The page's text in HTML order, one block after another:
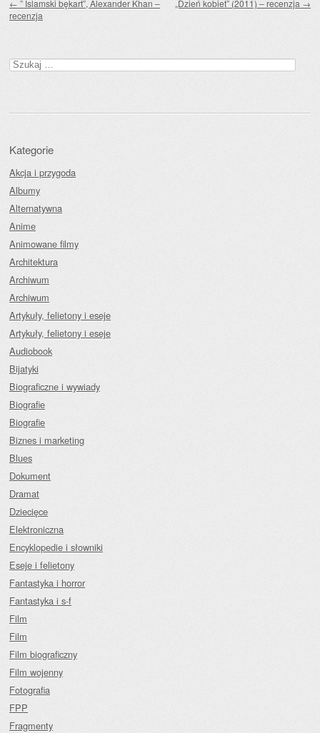
← ” Islamski bękart”, Alexander Khan –
recenzja
„Dzień kobiet” (2011) – recenzja →
Szukaj:
Kategorie
Akcja i przygoda
Albumy
Alternatywna
Anime
Animowane filmy
Architektura
Archiwum
Archiwum
Artykuły, felietony i eseje
Artykuły, felietony i eseje
Audiobook
Bijatyki
Biograficzne i wywiady
Biografie
Biografie
Biznes i marketing
Blues
Dokument
Dramat
Dziecięce
Elektroniczna
Encyklopedie i słowniki
Eseje i felietony
Fantastyka i horror
Fantastyka i s-f
Film
Film
Film biograficzny
Film wojenny
Fotografia
FPP
Fragmenty